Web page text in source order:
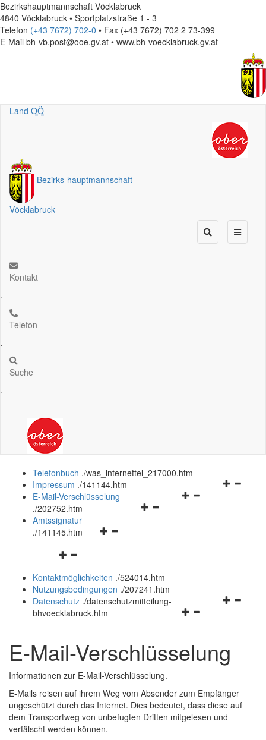
Bezirkshauptmannschaft Vöcklabruck
4840 Vöcklabruck • Sportplatzstraße 1 - 3
Telefon (+43 7672) 702-0 • Fax (+43 7672) 702 2 73-399
E-Mail bh-vb.post@ooe.gv.at • www.bh-voecklabruck.gv.at
Land OÖ
Bezirks-hauptmannschaft
Vöcklabruck
Kontakt
.
Telefon
.
Suche
.
Telefonbuch ./was_internettel_217000.htm
Navigationsmenü
Impressum ./141144.htm
Navigationsmenü
E-Mail-Verschlüsselung
./202752.htm
Navigationsmenü
Amtssignatur
./141145.htm
Navigationsmenü
und
schließen
Kontaktmöglichkeiten ./524014.htm
Nutzungsbedingungen ./207241.htm
Navigationsmenü
schließen
Datenschutz ./datenschutzmitteilung-
bhvoecklabruck.htm
E-Mail-Verschlüsselung
Informationen zur E-Mail-Verschlüsselung.
E-Mails reisen auf ihrem Weg vom Absender zum Empfänger
ungeschützt durch das Internet. Dies bedeutet, dass diese auf
dem Transportweg von unbefugten Dritten mitgelesen und
verfälscht werden können.